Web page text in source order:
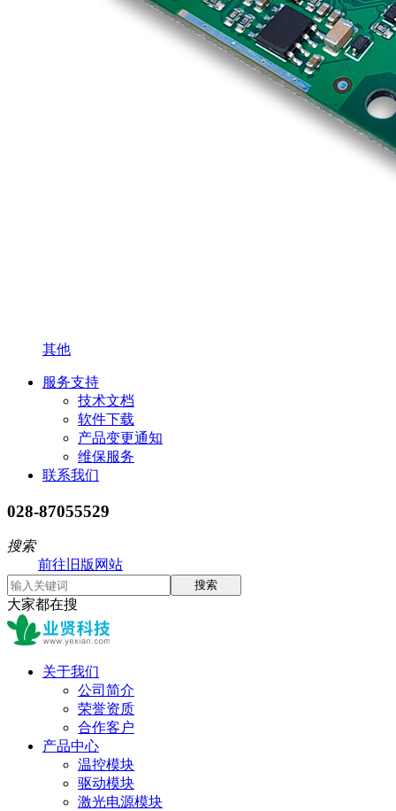
其他
服务支持
技术文档
软件下载
产品变更通知
维保服务
联系我们
028-87055529
搜索
前往旧版网站
搜索
大家都在搜
关于我们
公司简介
荣誉资质
合作客户
产品中心
温控模块
驱动模块
激光电源模块